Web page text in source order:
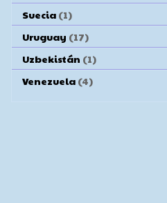
Suecia (1)
Uruguay (17)
Uzbekistán (1)
Venezuela (4)